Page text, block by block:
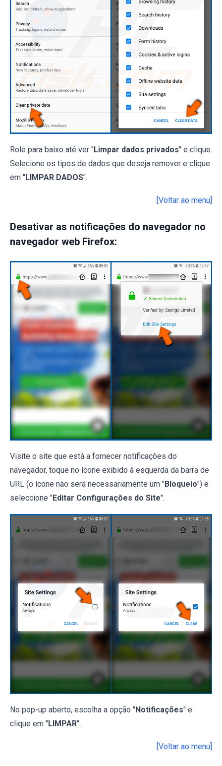
Role para baixo até ver "Limpar dados privados" e clique.
Selecione os tipos de dados que deseja remover e clique
em "LIMPAR DADOS".
[Voltar ao menu]
Desativar as notificações do navegador no
navegador web Firefox:
Visite o site que está a fornecer notificações do
navegador, toque no ícone exibido à esquerda da barra de
URL (o ícone não será necessariamente um "Bloqueio") e
seleccione "Editar Configurações do Site".
No pop-up aberto, escolha a opção "Notificações" e
clique em "LIMPAR".
[Voltar ao menu]